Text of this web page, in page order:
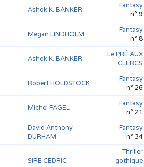
Ashok K. BANKER
Fantasy
n° 9
Megan LINDHOLM
Fantasy
n° 8
Ashok K. BANKER
Le PRÉ AUX
CLERCS
Robert HOLDSTOCK
Fantasy
n° 26
Michel PAGEL
Fantasy
n° 21
David Anthony
DURHAM
Fantasy
n° 34
SIRE CÉDRIC
Thriller
gothique